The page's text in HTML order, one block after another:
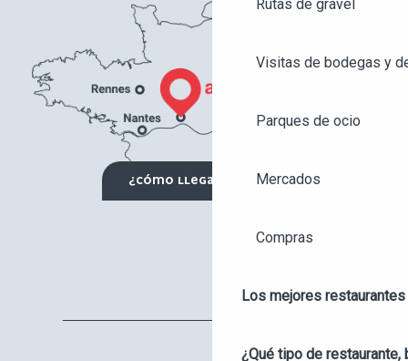
ANGERS CITY PASS
Rutas de gravel
Visitas de bodegas y
Parques de ocio
Mercados
Compras
Los mejores
¿Qué tipo de restaurante,
¿CÓMO LLEGAR?